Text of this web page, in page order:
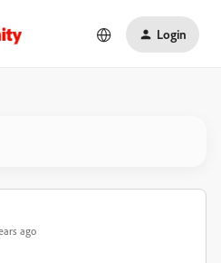
Login
ago